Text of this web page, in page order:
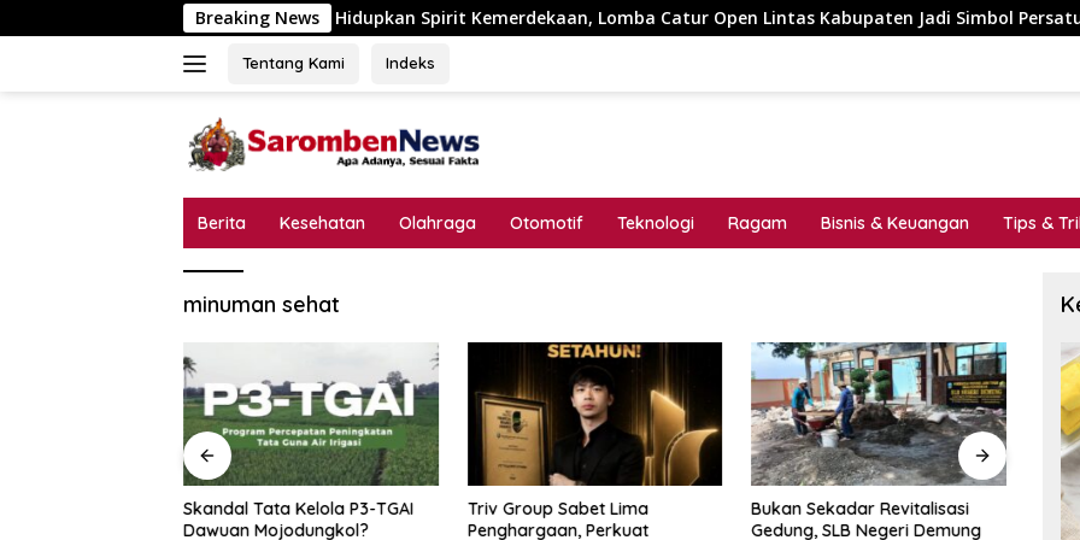
ke
Breaking News
Desa Pokaan Hidupkan Spirit Kemerdekaan, Lomba Catur Open Lintas Kabupaten Jadi Simbol Persatuan di HUT
Tentang Kami Indeks
Berita Kesehatan Olahraga Otomotif Teknologi Ragam Bisnis & Keuangan Tips &
minuman sehat
Skandal Tata Kelola P3-TGAI
Dawuan Mojodungkol?
Triv Group Sabet Lima
Penghargaan, Perkuat
Bukan Sekadar Revitalisasi
Gedung, SLB Negeri Demung